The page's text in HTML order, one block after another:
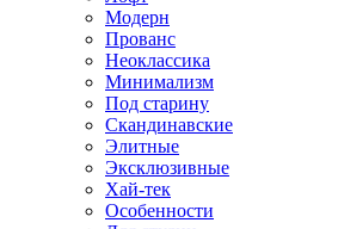
Модерн
Прованс
Неоклассика
Минимализм
Под старину
Скандинавские
Элитные
Эксклюзивные
Хай-тек
Особенности